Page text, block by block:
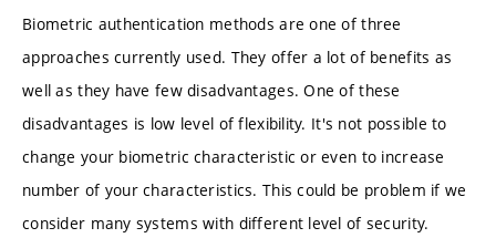
Biometric authentication methods are one of three
approaches currently used. They offer a lot of benefits as
well as they have few disadvantages. One of these
disadvantages is low level of flexibility. It's not possible to
change your biometric characteristic or even to increase
number of your characteristics. This could be problem if we
consider many systems with different level of security.